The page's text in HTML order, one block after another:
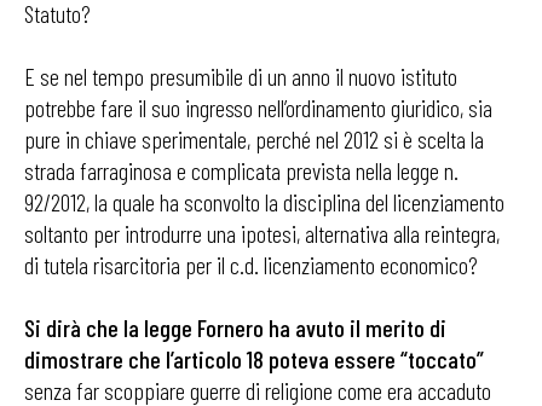
Statuto?
E se nel tempo presumibile di un anno il nuovo istituto
potrebbe fare il suo ingresso nell’ordinamento giuridico, sia
pure in chiave sperimentale, perché nel 2012 si è scelta la
strada farraginosa e complicata prevista nella legge n.
92/2012, la quale ha sconvolto la disciplina del licenziamento
soltanto per introdurre una ipotesi, alternativa alla reintegra,
di tutela risarcitoria per il c.d. licenziamento economico?
Si dirà che la legge Fornero ha avuto il merito di
dimostrare che l’articolo 18 poteva essere “toccato”
senza far scoppiare guerre di religione come era accaduto